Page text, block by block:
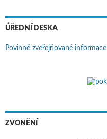
ÚŘEDNÍ DESKA
Povinně zveřejňované informace
ZVONĚNÍ